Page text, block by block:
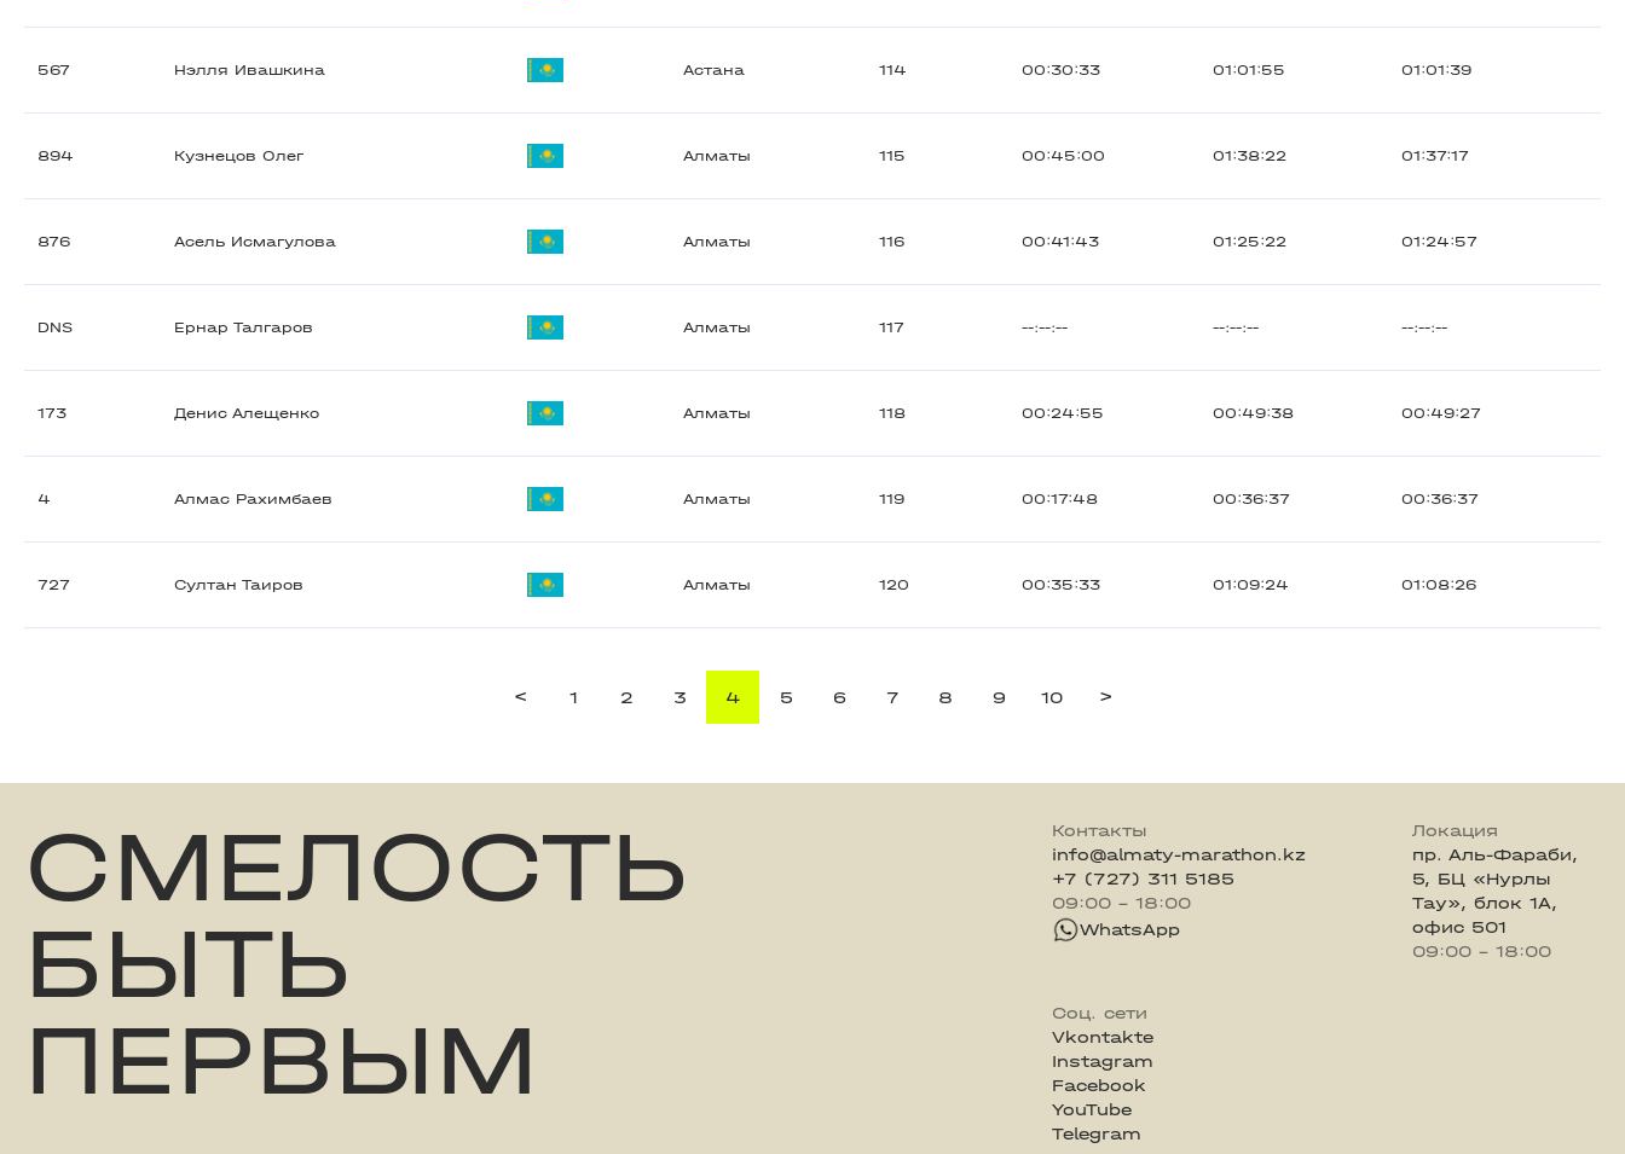
567 Нэлля Ивашкина Астана 114 00:30:33 01:01:55 01:01:39
894 Кузнецов Олег Алматы 115 00:45:00 01:38:22 01:37:17
876 Асель Исмагулова Алматы 116 00:41:43 01:25:22 01:24:57
DNS Ернар Талгаров Алматы 117 --:--:-- --:--:-- --:--:--
173 Денис Алещенко Алматы 118 00:24:55 00:49:38 00:49:27
4 Алмас Рахимбаев Алматы 119 00:17:48 00:36:37 00:36:37
727 Султан Таиров Алматы 120 00:35:33 01:09:24 01:08:26
< 1 2 3 4 5 6 7 8 9 10 >
СМЕЛОСТЬ
БЫТЬ
ПЕРВЫМ
Контакты
info@almaty-marathon.kz
+7 (727) 311 5185
09:00 - 18:00
WhatsApp
Локация
пр. Аль-Фараби,
5, БЦ «Нурлы
Тау», блок 1А,
офис 501
09:00 - 18:00
Соц. сети
Vkontakte
Instagram
Facebook
YouTube
Telegram